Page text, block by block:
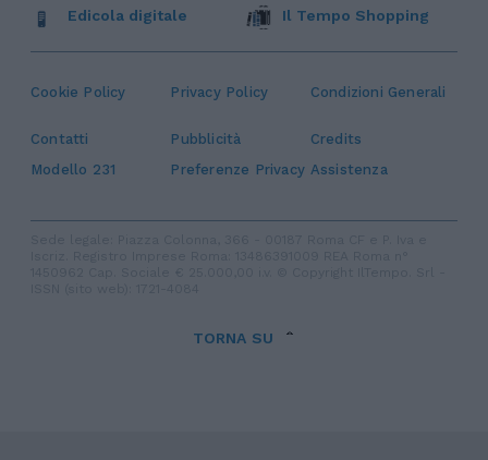
Cookie Policy Privacy Policy Condizioni Generali
Contatti Pubblicità
Credits
Modello 231
Preferenze Privacy Assistenza
Edicola digitale Il Tempo Shopping
TORNA SU